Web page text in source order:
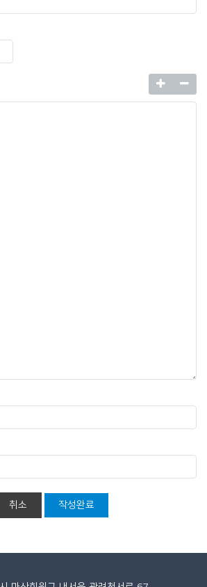
취소 작성완료